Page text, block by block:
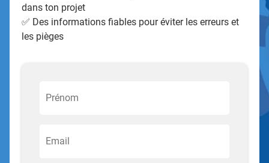
dans ton projet
✅ Des informations fiables pour éviter les erreurs et
les pièges